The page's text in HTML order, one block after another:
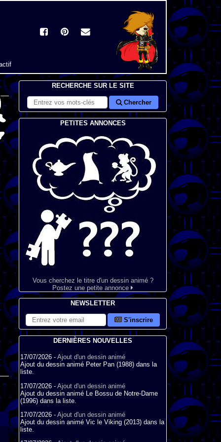
RECHERCHE SUR LE SITE
Chercher
PETITES ANNONCES
Vous cherchez le titre d'un dessin animé ?
Postez une petite annonce
NEWSLETTER
S'inscrire
DERNIÈRES NOUVELLES
17/07/2026 - Ajout d'un dessin animé
Ajout du dessin animé Peter Pan (1988) dans la
liste.
17/07/2026 - Ajout d'un dessin animé
Ajout du dessin animé Le Bossu de Notre-Dame
(1996) dans la liste.
17/07/2026 - Ajout d'un dessin animé
Ajout du dessin animé Vic le Viking (2013) dans la
liste.